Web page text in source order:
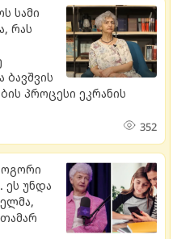
სამი
რას
პროცესი ეკრანის
352
უნდა